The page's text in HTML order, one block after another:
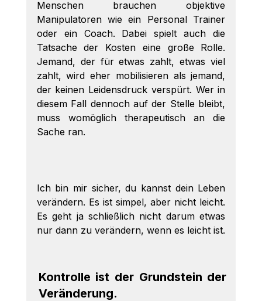
Menschen brauchen objektive
Manipulatoren wie ein Personal Trainer
oder ein Coach. Dabei spielt auch die
Tatsache der Kosten eine große Rolle.
Jemand, der für etwas zahlt, etwas viel
zahlt, wird eher mobilisieren als jemand,
der keinen Leidensdruck verspürt. Wer in
diesem Fall dennoch auf der Stelle bleibt,
muss womöglich therapeutisch an die
Sache ran.
Ich bin mir sicher, du kannst dein Leben
verändern. Es ist simpel, aber nicht leicht.
Es geht ja schließlich nicht darum etwas
Kontrolle ist der Grundstein der
Veränderung.